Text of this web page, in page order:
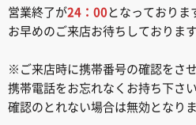
営業終了が24：00となっておりま
お早めのご来店お待ちしております
※ご来店時に携帯番号の確認をさせ
携帯電話をお忘れなくお持ち下さい
確認のとれない場合は無効となりま